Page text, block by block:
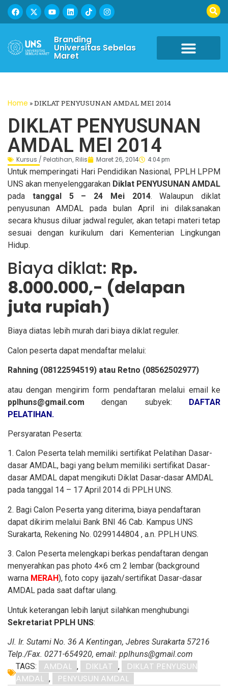
Branding
Universitas Sebelas
Maret
Home »DIKLAT PENYUSUNAN AMDAL MEI 2014
DIKLAT PENYUSUNAN
AMDAL MEI 2014
Kursus / Pelatihan, Rilis Maret 26, 2014 4:04 pm
Untuk memperingati Hari Pendidikan Nasional, PPLH LPPM
UNS akan menyelenggarakan Diklat PENYUSUNAN AMDAL
pada tanggal 5 – 24 Mei 2014. Walaupun diklat
penyusunan AMDAL pada bulan April ini dilaksanakan
secara khusus diluar jadwal reguler, akan tetapi materi tetap
sesuai dengan kurikulum dari Kementerian Lingkungan
Hidup.
Biaya diklat: Rp.
8.000.000,- (delapan
juta rupiah)
Biaya diatas lebih murah dari biaya diklat reguler.
Calon peserta dapat mendaftar melalui:
Rahning (08122594519) atau Retno (08562502977)
atau dengan mengirim form pendaftaran melalui email ke
pplhuns@gmail.com dengan subyek: DAFTAR
PELATIHAN.
Persyaratan Peserta:
1. Calon Peserta telah memiliki sertifikat Pelatihan Dasar-
dasar AMDAL, bagi yang belum memiliki sertifikat Dasar-
dasar AMDAL dapat mengikuti Diklat Dasar-dasar AMDAL
pada tanggal 14 – 17 April 2014 di PPLH UNS.
2. Bagi Calon Peserta yang diterima, biaya pendaftaran
dapat dikirim melalui Bank BNI 46 Cab. Kampus UNS
Surakarta, Rekening No. 0299144804 , a.n. PPLH UNS.
3. Calon Peserta melengkapi berkas pendaftaran dengan
menyerahkan pas photo 4×6 cm 2 lembar (background
warna MERAH), foto copy ijazah/sertifikat Dasar-dasar
AMDAL pada saat daftar ulang.
Untuk keterangan lebih lanjut silahkan menghubungi
Sekretariat PPLH UNS:
Jl. Ir. Sutami No. 36 A Kentingan, Jebres Surakarta 57216
Telp./Fax. 0271-654920, email: pplhuns@gmail.com
TAGS:
AMDAL , DIKLAT ,
DIKLAT PENYUSUN
AMDAL ,
PENYUSUN AMDAL